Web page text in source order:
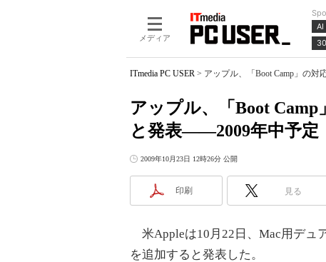
メディア
AI
ITmedia PC USER > アップル、「Boot Camp」の
アップル、「Boot Camp
と発表――2009年中予定
2009年10月23日 12時26分 公開
印刷 見る
米Appleは10月22日、Mac用デュ
を追加すると発表した。